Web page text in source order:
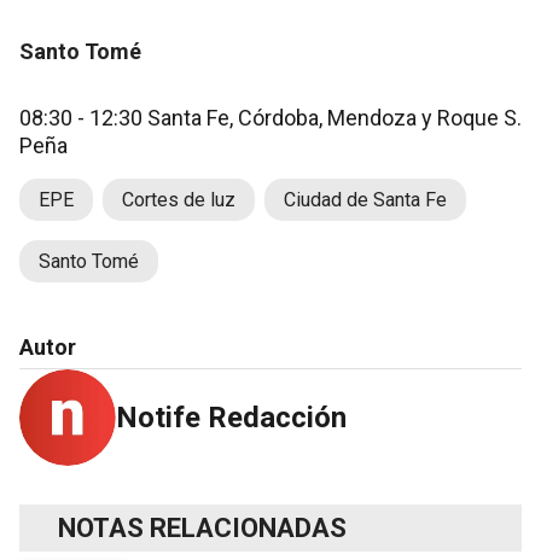
Santo Tomé
08:30 - 12:30 Santa Fe, Córdoba, Mendoza y Roque S.
Peña
EPE Cortes de luz Ciudad de Santa Fe
Santo Tomé
Autor
Notife Redacción
NOTAS RELACIONADAS